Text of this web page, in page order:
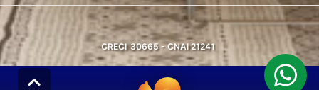
CRECI 30665 - CNAI 21241